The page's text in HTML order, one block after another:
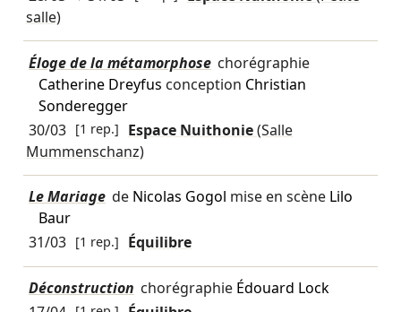
salle)
Éloge de la métamorphose chorégraphie
Catherine Dreyfus conception Christian
Sonderegger
30/03 [1 rep.] Espace Nuithonie(Salle
Mummenschanz)
Le Mariage de Nicolas Gogol mise en scène Lilo
Baur
31/03 [1 rep.] Équilibre
Déconstruction chorégraphie Édouard Lock